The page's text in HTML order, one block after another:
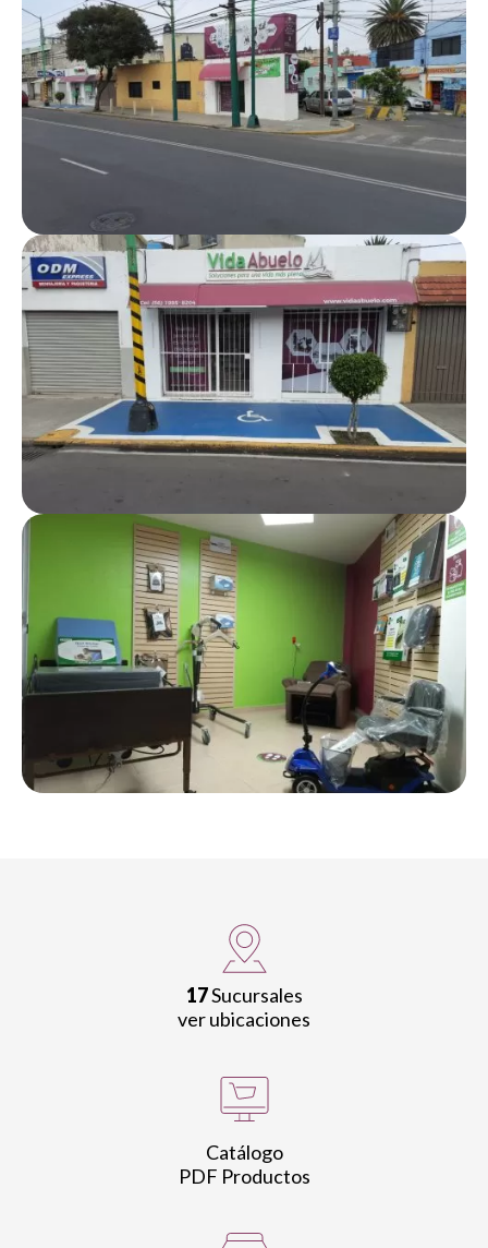
17Sucursales
ver ubicaciones
Catálogo
PDF Productos